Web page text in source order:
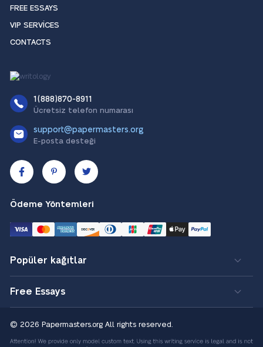
FREE ESSAYS
VIP SERVICES
CONTACTS
1(888)870-8911
Ücretsiz telefon numarası
support@papermasters.org
E-posta desteği
Ödeme Yöntemleri
Popüler kağıtlar
Free Essays
© 2026 Papermasters.org All rights reserved.